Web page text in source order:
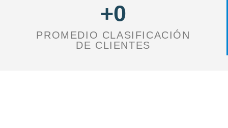
+0
PROMEDIO CLASIFICACIÓN
DE CLIENTES